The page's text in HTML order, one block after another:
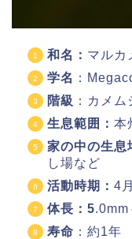
和名： マルカ
学名 ：
階級 ：カメ
生息範囲： 本
家の中の生息
し場など
活動時期： 4
体長：5.0mm
寿命 ：約1年